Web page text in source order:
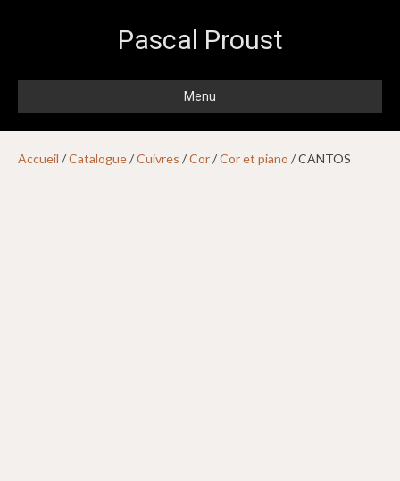
Pascal Proust
Menu
Accueil /Catalogue/Cuivres /Cor/Cor et piano / CANTOS